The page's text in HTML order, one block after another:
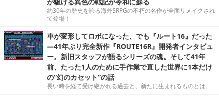
約30年の歴史を誇る海外SRPGの不朽の名作が全面リメイクされ
て登場！
車が変形してロボになった、でも『ルート16』だった
―41年ぶり完全新作『ROUTE16R』開発者インタビュ
ー。新旧スタッフが語るシリーズの魂。そして41年
前、たった1人のために手作業で直した世界に1本だけ
の“幻のカセット”の話
長い時を経て受け継がれる過去と、新たに生まれるものとは。